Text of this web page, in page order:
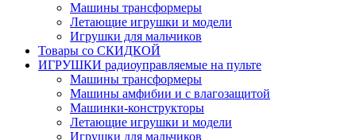
Машины трансформеры
Летающие игрушки и модели
Игрушки для мальчиков
Товары со СКИДКОЙ
ИГРУШКИ радиоуправляемые на пульте
Машины трансформеры
Машины амфибии и с влагозащитой
Машинки-конструкторы
Летающие игрушки и модели
Игрушки для мальчиков